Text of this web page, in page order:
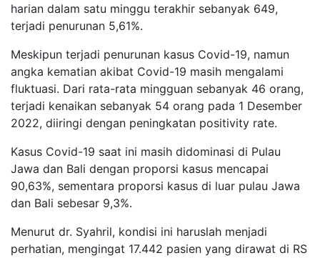
harian dalam satu minggu terakhir sebanyak 649,
terjadi penurunan 5,61%.
Meskipun terjadi penurunan kasus Covid-19, namun
angka kematian akibat Covid-19 masih mengalami
fluktuasi. Dari rata-rata mingguan sebanyak 46 orang,
terjadi kenaikan sebanyak 54 orang pada 1 Desember
2022, diiringi dengan peningkatan positivity rate.
Kasus Covid-19 saat ini masih didominasi di Pulau
Jawa dan Bali dengan proporsi kasus mencapai
90,63%, sementara proporsi kasus di luar pulau Jawa
dan Bali sebesar 9,3%.
Menurut dr. Syahril, kondisi ini haruslah menjadi
perhatian, mengingat 17.442 pasien yang dirawat di RS